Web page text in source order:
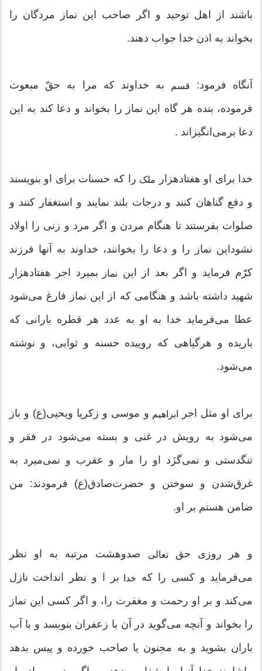
باشند از اهل توحید و اگر صاحب این نماز مردگان را
بخواند به اذن خدا جواب دهند.
آنگاه فرمود: قسم به خداوند که مرا به حقّ مبعوث
فرموده، بنده هر گاه این نماز را بخواند و دعا کند به این
دعا بر‌می‌انگیزاند .
خدا برای او هفتاد‌هزار ملک را که حسنات برای او بنویسند
و دفع گناهان کنند و درجات بلند نمایند و استغفار کنند و
صلوات بفرستند تا هنگام مردن و اگر مرد و زنی را اولاد
نشوداین نماز را و دعا را بخوانند، خداوند به آنها فرزند
کرّم فرماید و اگر بعد از این
نماز بمیرد اجر هفتاد‌هزار
شهید داشته باشد و هنگامی که از این نماز فارغ می‌شود
عطا می‌فرماید خدا به او به عدد هر قطره بارانی که
باریده و هرگیاهی که روییده حسنه و ثوابی، و نوشته
می‌شود.
برای او مثل اجر ابراهیم و موسی و زکریا ویحیی(ع) و باز
می‌شود به رویش در غنی و بسته می‌شود در فقر و
تنگدستی و نمی‌گزَد او را مار و عقرب و نمی‌میرد به
غرق‌شدن و سوختن و حضرت‌صادق(ع) فرمودند: من
ضامن هستم بر او.
و هر روزی حقتعالی
صدو‌هشت مرتبه به او نظر
می‌فرماید و کسی را که
خدا بر ا و نظر انداخت نازل
می‌کند و بر او رحمت و مغفرت را، و اگر کسی این نماز
را بخواند و آنچه می‌گوید در آن با زعفران بنویسد و با آب
باران بشوید و به مجنون یا صاحب خورده و پیس بدهد